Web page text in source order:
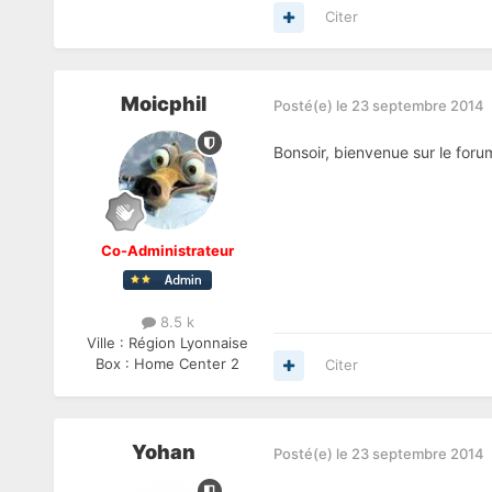
Citer
Moicphil
Co-Administrateur
8.5 k
Ville : Région Lyonnaise
Box : Home Center 2
Posté(e) le 23 septembre 2014
Bonsoir, bienvenue sur le
Citer
Yohan Posté(e) le 23 septembre 2014